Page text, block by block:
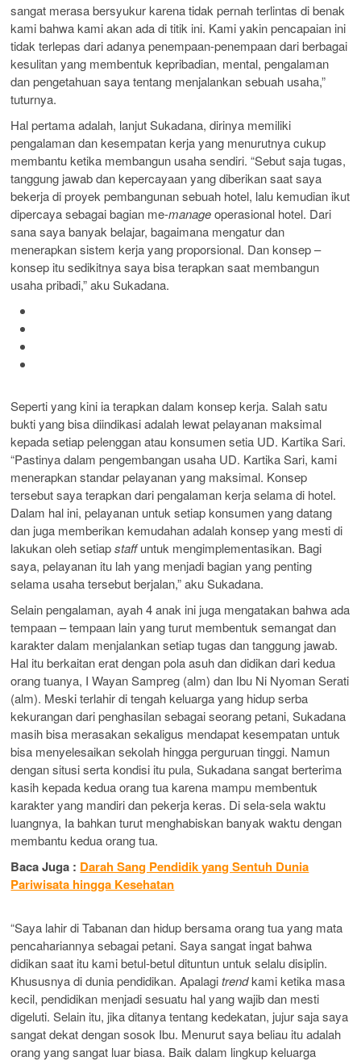
sangat merasa bersyukur karena tidak pernah terlintas di benak
kami bahwa kami akan ada di titik ini. Kami yakin pencapaian ini
tidak terlepas dari adanya penempaan-penempaan dari berbagai
kesulitan yang membentuk kepribadian, mental, pengalaman
dan pengetahuan saya tentang menjalankan sebuah usaha,”
tuturnya.
Hal pertama adalah, lanjut Sukadana, dirinya memiliki
pengalaman dan kesempatan kerja yang menurutnya cukup
membantu ketika membangun usaha sendiri. “Sebut saja tugas,
tanggung jawab dan kepercayaan yang diberikan saat saya
bekerja di proyek pembangunan sebuah hotel, lalu kemudian ikut
dipercaya sebagai bagian me-manageoperasional hotel. Dari
sana saya banyak belajar, bagaimana mengatur dan
menerapkan sistem kerja yang proporsional. Dan konsep –
konsep itu sedikitnya saya bisa terapkan saat membangun
usaha pribadi,” aku Sukadana.
Seperti yang kini ia terapkan dalam konsep kerja. Salah satu
bukti yang bisa diindikasi adalah lewat pelayanan maksimal
kepada setiap pelenggan atau konsumen setia UD. Kartika Sari.
“Pastinya dalam pengembangan usaha UD. Kartika Sari, kami
menerapkan standar pelayanan yang maksimal. Konsep
tersebut saya terapkan dari pengalaman kerja selama di hotel.
Dalam hal ini, pelayanan untuk setiap konsumen yang datang
dan juga memberikan kemudahan adalah konsep yang mesti di
lakukan oleh setiapstaffuntuk mengimplementasikan. Bagi
saya, pelayanan itu lah yang menjadi bagian yang penting
selama usaha tersebut berjalan,” aku Sukadana.
Selain pengalaman, ayah 4 anak ini juga mengatakan bahwa ada
tempaan – tempaan lain yang turut membentuk semangat dan
karakter dalam menjalankan setiap tugas dan tanggung jawab.
Hal itu berkaitan erat dengan pola asuh dan didikan dari kedua
orang tuanya, I Wayan Sampreg (alm) dan Ibu Ni Nyoman Serati
(alm). Meski terlahir di tengah keluarga yang hidup serba
kekurangan dari penghasilan sebagai seorang petani, Sukadana
masih bisa merasakan sekaligus mendapat kesempatan untuk
bisa menyelesaikan sekolah hingga perguruan tinggi. Namun
dengan situsi serta kondisi itu pula, Sukadana sangat berterima
kasih kepada kedua orang tua karena mampu membentuk
karakter yang mandiri dan pekerja keras. Di sela-sela waktu
luangnya, Ia bahkan turut menghabiskan banyak waktu dengan
membantu kedua orang tua.
Baca Juga : Darah Sang Pendidik yang Sentuh Dunia
Pariwisata hingga Kesehatan
“Saya lahir di Tabanan dan hidup bersama orang tua yang mata
pencahariannya sebagai petani. Saya sangat ingat bahwa
didikan saat itu kami betul-betul dituntun untuk selalu disiplin.
Khususnya di dunia pendidikan. Apalagitrendkami ketika masa
kecil, pendidikan menjadi sesuatu hal yang wajib dan mesti
digeluti. Selain itu, jika ditanya tentang kedekatan, jujur saja saya
sangat dekat dengan sosok Ibu. Menurut saya beliau itu adalah
orang yang sangat luar biasa. Baik dalam lingkup keluarga